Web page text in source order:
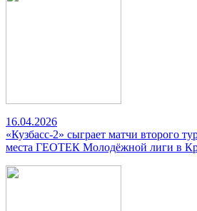
16.04.2026
«Кузбасс-2» сыграет матчи второго
места ГЕОТЕК Молодёжной лиги в